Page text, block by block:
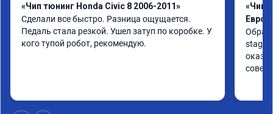
«Чип тюнинг Honda Civic 8 2006-2011»
Сделали все быстро. Разница ощущается.
Педаль стала резкой. Ушел затуп по коробке. У
кого тупой робот, рекомендую.
«Чип
Евро
stage